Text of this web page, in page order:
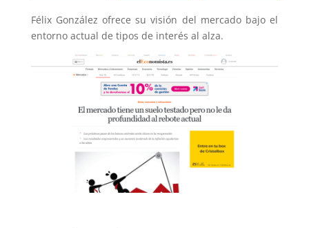
Félix González ofrece su visión del mercado bajo el
entorno actual de tipos de interés al alza.